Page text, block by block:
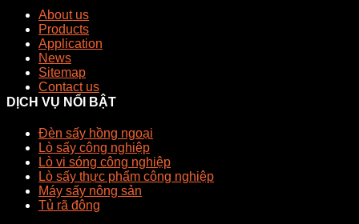
About us
Products
Application
News
Sitemap
Contact us
DỊCH VỤ NỔI BẬT
Đèn sấy hồng ngoại
Lò sấy công nghiệp
Lò vi sóng công nghiệp
Lò sấy thực phẩm công nghiệp
Máy sấy nông sản
Tủ rã đông